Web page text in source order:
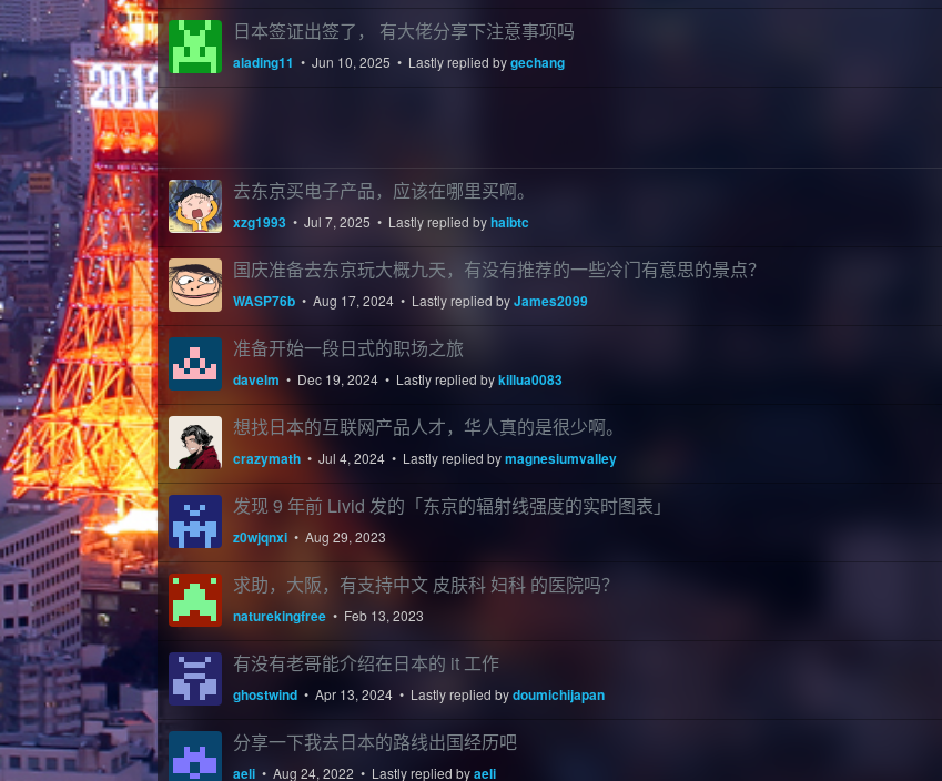
日本签证出签了， 有大佬分享下注意事项吗
alading11 • Jun 10, 2025 • Lastly replied bygechang
去东京买电子产品，应该在哪里买啊。
xzg1993 • Jul 7, 2025 • Lastly replied byhaibtc
国庆准备去东京玩大概九天，有没有推荐的一些冷门有意思的景点？
WASP76b • Aug 17, 2024 • Lastly replied byJames2099
准备开始一段日式的职场之旅
davelm • Dec 19, 2024 • Lastly replied bykillua0083
想找日本的互联网产品人才，华人真的是很少啊。
crazymath • Jul 4, 2024 • Lastly replied bymagnesiumvalley
发现 9 年前 Livid 发的「东京的辐射线强度的实时图表」
z0wjqnxi • Aug 29, 2023
求助，大阪，有支持中文 皮肤科 妇科 的医院吗？
naturekingfree • Feb 13, 2023
有没有老哥能介绍在日本的 it 工作
ghostwind • Apr 13, 2024 • Lastly replied bydoumichijapan
分享一下我去日本的路线出国经历吧
aeli • Aug 24, 2022 • Lastly replied byaeli